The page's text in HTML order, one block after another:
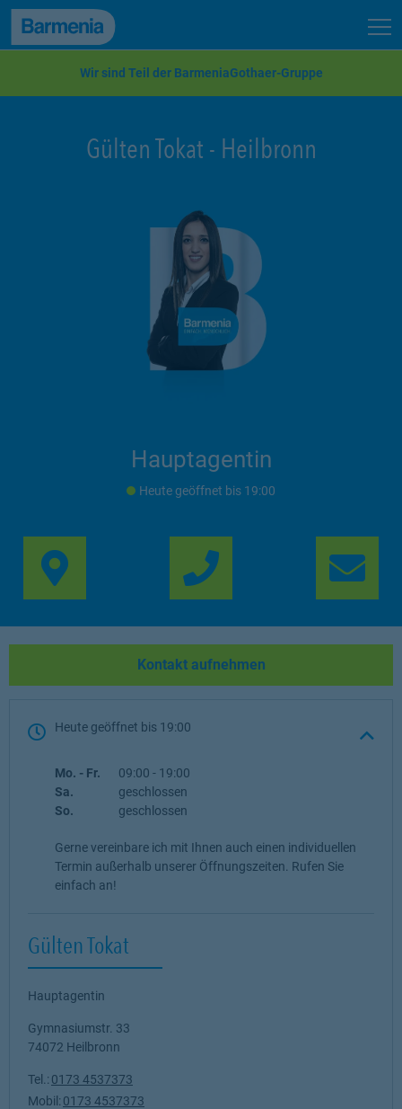
zum Seiteninhalt
Back to top
Wir sind Teil der BarmeniaGothaer-Gruppe
Gülten Tokat - Heilbronn
Hauptagentin
Heute geöffnet bis 19:00
Link Opens in New
Kontakt aufnehmen
Heute geöffnet bis 19:00
Wochentag Öffnungszeiten
Mo. - Fr. 09:00 - 19:00
Sa.
geschlossen
So.
geschlossen
Gerne vereinbare ich mit Ihnen auch einen individuellen
Termin außerhalb unserer Öffnungszeiten. Rufen Sie
einfach an!
Gülten Tokat
Hauptagentin
Gymnasiumstr. 33
74072 Heilbronn
Tel.: 0173 4537373
Mobil: 0173 4537373